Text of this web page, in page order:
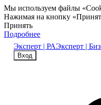
Мы используем файлы
Нажимая на кнопку
Принять
Подробнее
Эксперт | РАЭксперт |
Вход